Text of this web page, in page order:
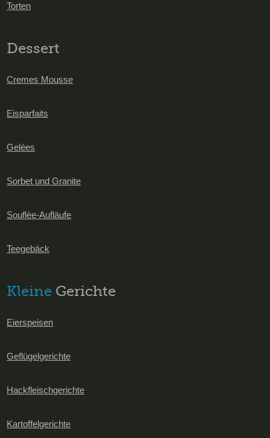
Torten
Dessert
Cremes Mousse
Eisparfaits
Gelées
Sorbet und Granite
Souflèe-Aufläufe
Teegebäck
Kleine Gerichte
Eierspeisen
Geflügelgerichte
Hackfleischgerichte
Kartoffelgerichte